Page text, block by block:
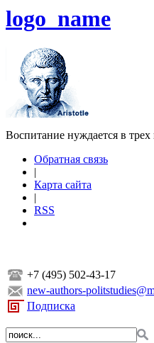
logo_name
Воспитание нуждается в
Обратная связь
|
Карта сайта
|
RSS
+7 (495) 502-43-17
new-authors-
Подписка